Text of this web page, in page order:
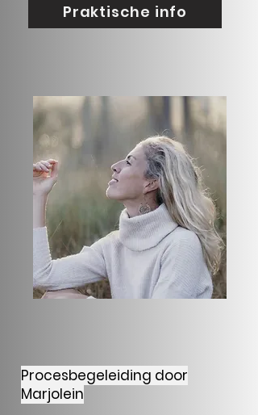
Praktische info
Procesbegeleiding door
Marjolein